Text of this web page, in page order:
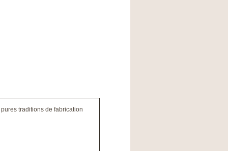
traditions de fabrication